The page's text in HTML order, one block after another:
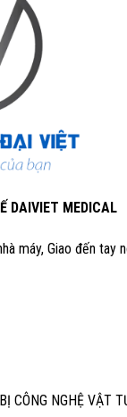
DAIVIET MEDICAL
máy, Giao đến tay
CÔNG NGHỆ VẬT